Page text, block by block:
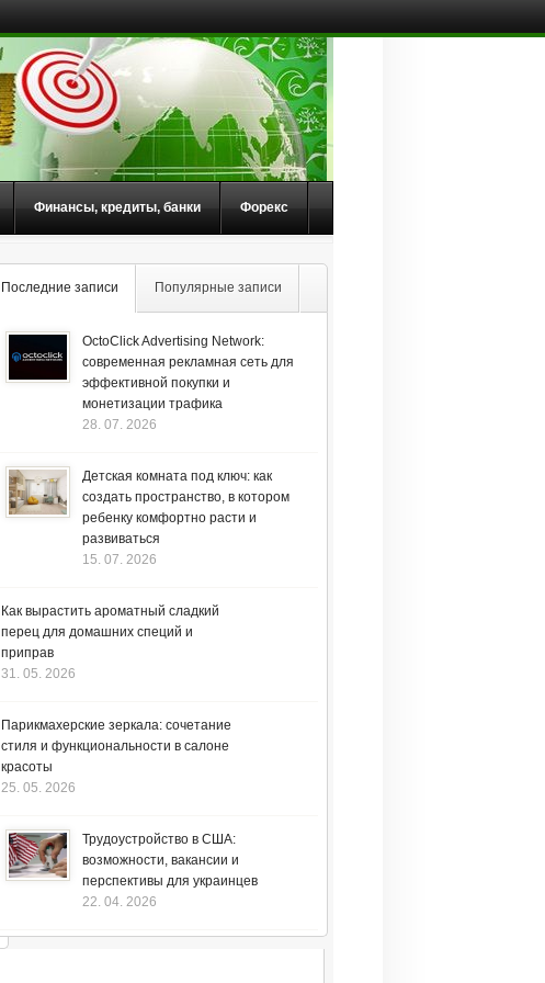
Финансы, кредиты, банки Форекс
Последние записи Популярные записи
OctoClick Advertising Network:
современная рекламная сеть для
эффективной покупки и
монетизации трафика
28. 07. 2026
Детская комната под ключ: как
создать пространство, в котором
ребенку комфортно расти и
развиваться
15. 07. 2026
Как вырастить ароматный сладкий
перец для домашних специй и
приправ
31. 05. 2026
Парикмахерские зеркала: сочетание
стиля и функциональности в салоне
красоты
25. 05. 2026
Трудоустройство в США:
возможности, вакансии и
перспективы для украинцев
22. 04. 2026